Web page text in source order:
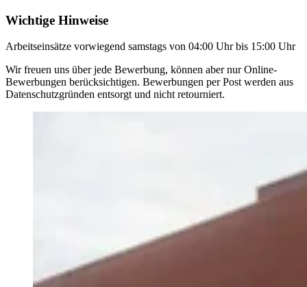
Wichtige Hinweise
Arbeitseinsätze vorwiegend samstags von 04:00 Uhr bis 15:00 Uhr
Wir freuen uns über jede Bewerbung, können aber nur Online-
Bewerbungen berücksichtigen. Bewerbungen per Post werden aus
Datenschutzgründen entsorgt und nicht retourniert.